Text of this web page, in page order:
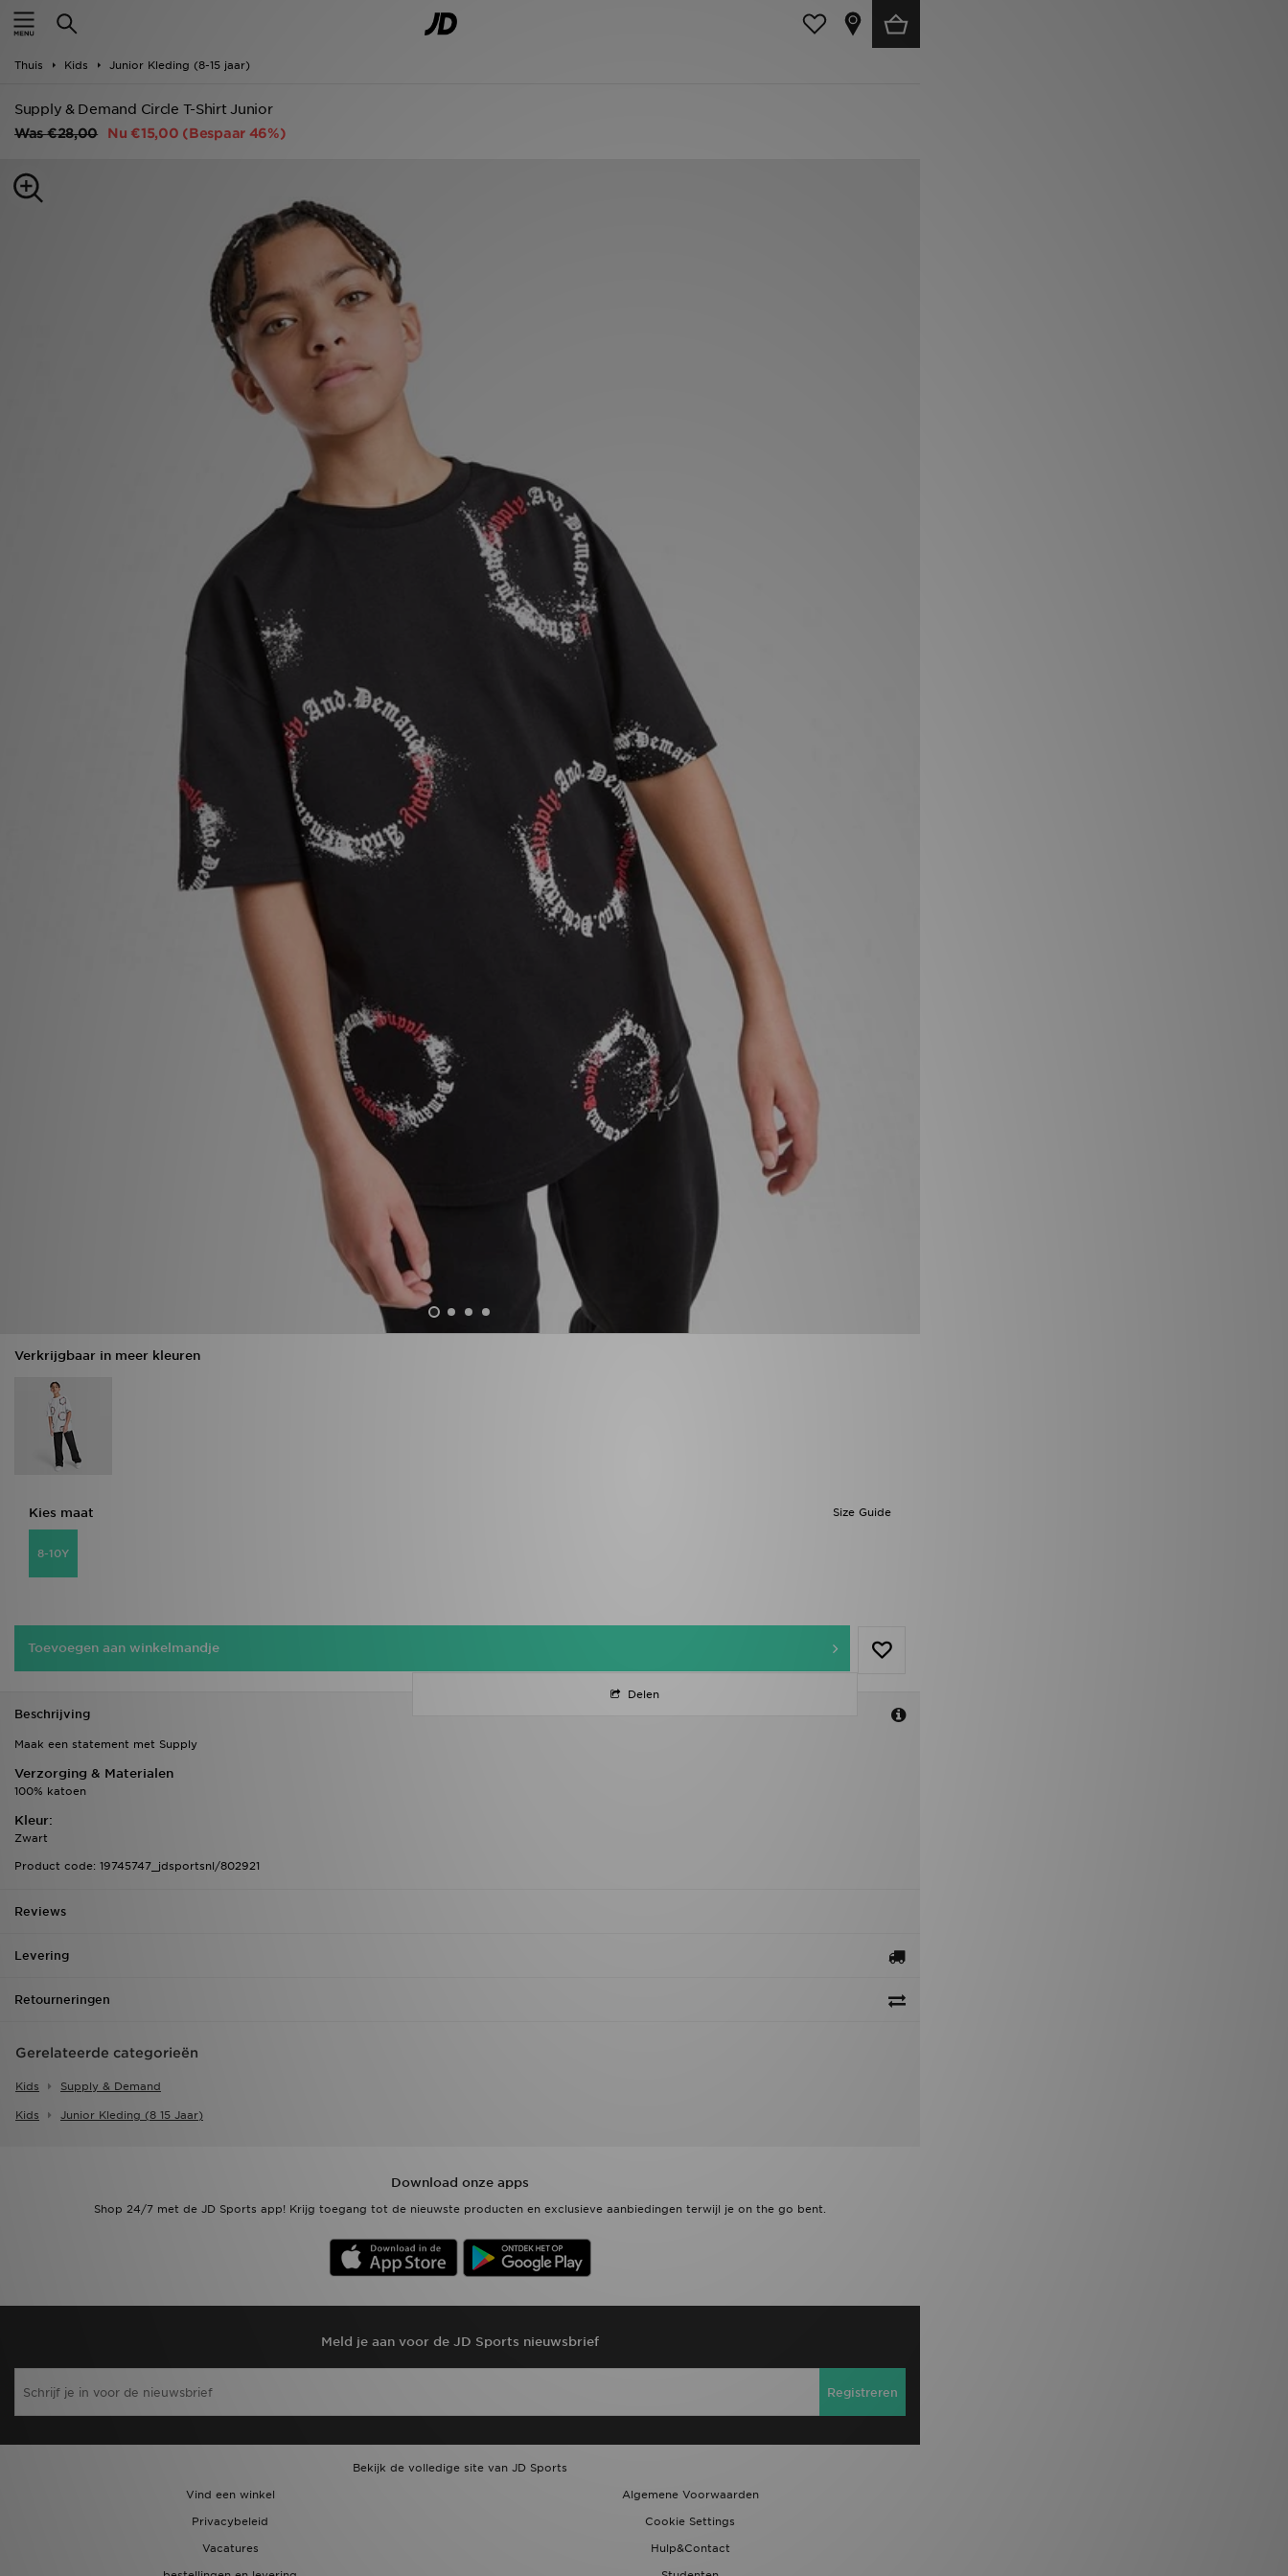
Thuis Kids Junior Kleding (8-15 jaar)
Supply & Demand Circle T-Shirt Junior
Was€28,00 Nu €15,00 (Bespaar 46%)
Verkrijgbaar in meer kleuren
Size Guide
Kies maat
8-10Y
Toevoegen aan winkelmandje
Delen
Beschrijving
Maak een statement met Supply
Verzorging & Materialen
100% katoen
Kleur:
Zwart
Product code: 19745747_jdsportsnl/802921
Reviews
Levering
Retourneringen
Gerelateerde categorieën
Kids Supply & Demand
Kids Junior Kleding (8 15 Jaar)
Download onze apps
Shop 24/7 met de JD Sports app! Krijg toegang tot de nieuwste producten en exclusieve aanbiedingen terwijl je on the go bent.
Meld je aan voor de JD Sports nieuwsbrief
Registreren
Bekijk de volledige site van JD Sports
Vind een winkel
Algemene Voorwaarden
Privacybeleid
Cookie Settings
Vacatures
Hulp&Contact
New In
Dames
Collecties